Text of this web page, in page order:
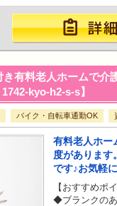
有料老人ホームで介
kyo-h2-s-s】
バイク・自転車通勤OK
有料老人ホー
度があります
です♪お気軽
【おすすめポ
◆ブランクの